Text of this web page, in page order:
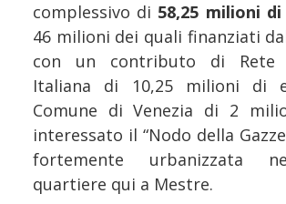
complessivo di 58,25 milioni
46 milioni dei quali finanziati
con un contributo di Rete
Italiana di 10,25 milioni di
Comune di Venezia di 2
interessato il “Nodo della
fortemente urbanizzata
quartiere qui a Mestre.